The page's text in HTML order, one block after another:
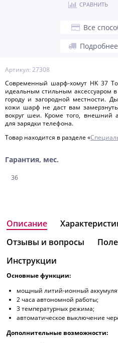
Артикул: 27308
Современный шарф-хомут HK 37
идеальным стильным аксессуаром
городу и загородной
кожи шарф не даст вам
вокруг шеи. Кроме того, внешний
для зарядки телефона.
Товар находится в разделе «
Гарантия, мес.
36
СРАВНИТЬ
Все
Описание
Отзывы и вопросы
Инструкции
Основные функции:
мощный литий-ионный
2 часа автономной работы;
3 температурных режима;
автоматическое выключение
Дополнительные возможности: